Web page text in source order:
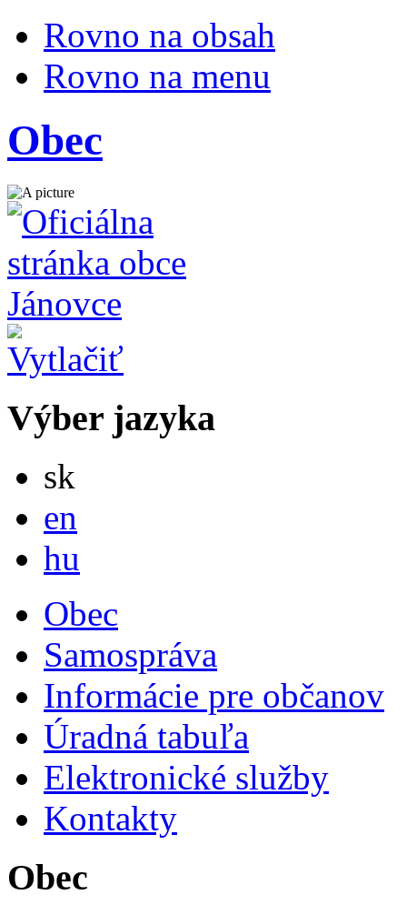
Rovno na obsah
Rovno na menu
Obec
Výber jazyka
sk
en
hu
Obec
Samospráva
Informácie pre občanov
Úradná tabuľa
Elektronické služby
Kontakty
Obec